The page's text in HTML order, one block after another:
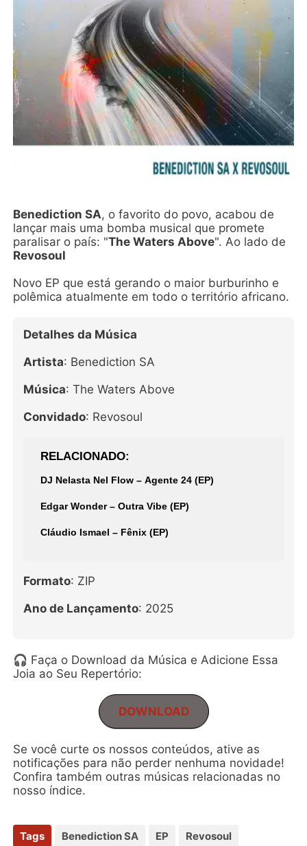
Benediction SA, o favorito do povo, acabou de
lançar mais uma bomba musical que promete
paralisar o país: "The Waters Above". Ao lado de
Revosoul
Novo EP que está gerando o maior burburinho e
polêmica atualmente em todo o território africano.
Detalhes da Música
Artista: Benediction SA
Música: The Waters Above
Convidado: Revosoul
RELACIONADO
DJ Nelasta Nel Flow – Agente 24 (EP)
Edgar Wonder – Outra Vibe (EP)
Cláudio Ismael – Fênix (EP)
Formato: ZIP
Ano de Lançamento: 2025
🎧 Faça o Download da Música e Adicione Essa
Joia ao Seu Repertório:
DOWNLOAD
Se você curte os nossos conteúdos, ative as
notificações para não perder nenhuma novidade!
Confira também outras músicas relacionadas no
nosso índice.
Tags Benediction SA EP Revosoul